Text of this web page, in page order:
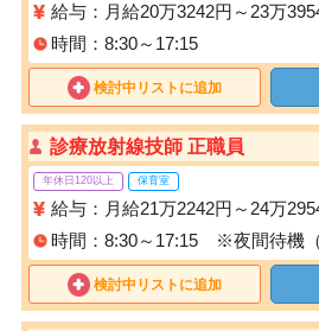
給与：月給20万3242円～23万
時間：8:30～17:15
検討中リストに追加
診療放射線技師 正職員
年休日120以上 保育室
給与：月給21万2242円～24万
時間：8:30～17:15 ※夜間待機
検討中リストに追加